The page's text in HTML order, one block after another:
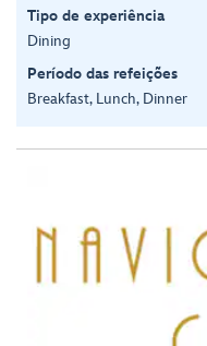
Tipo de experiência
Dining
Período das refeições
Breakfast, Lunch, Dinner